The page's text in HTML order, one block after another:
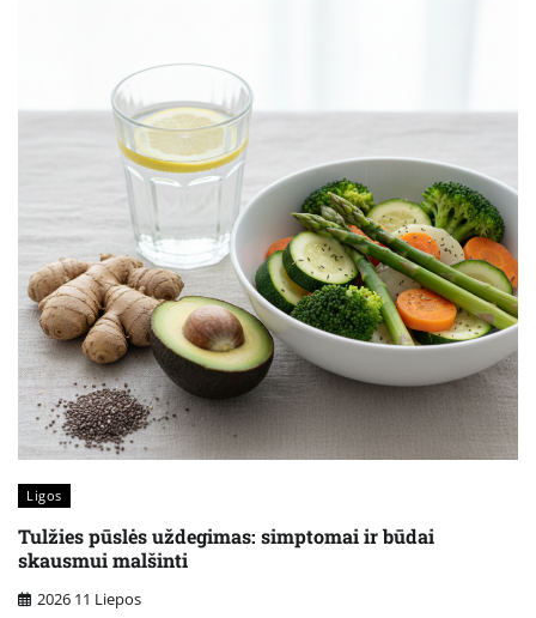
Ligos
Tulžies pūslės uždegimas: simptomai ir būdai
skausmui malšinti
2026 11 Liepos